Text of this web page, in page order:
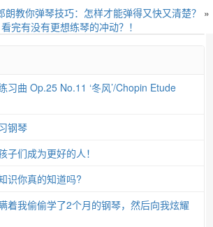
朗教你弹琴技巧：怎样才能弹得又快又清楚？ »
完有没有更想练琴的冲动？！
习曲 Op.25 No.11 ‘冬风’/Chopin Etude
钢琴
子们成为更好的人！
识你真的知道吗?
着我偷偷学了2个月的钢琴，然后向我炫耀